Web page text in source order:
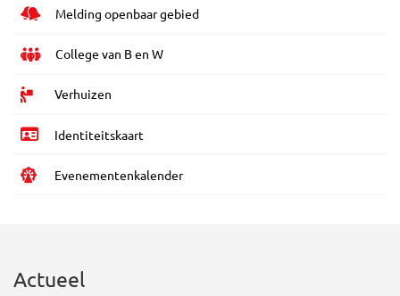
Melding openbaar gebied
College van B en W
Verhuizen
Identiteitskaart
Evenementenkalender
Actueel